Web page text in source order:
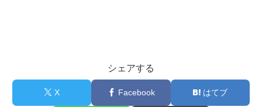
シェアする
X Facebook はてブ